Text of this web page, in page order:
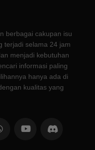
berbagai cakupan isu
terjadi selama 24 jam
menjadi kebutuhan
informasi paling
hanya ada di
kualitas yang